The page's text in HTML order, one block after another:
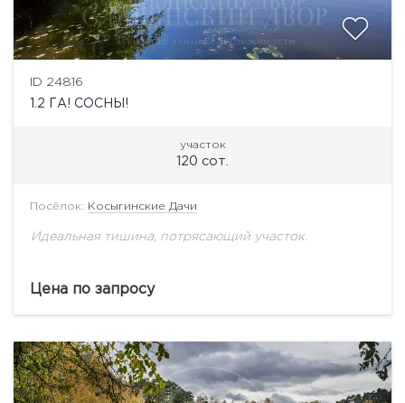
ID 24816
1.2 ГА! СОСНЫ!
участок
120 сот.
Посёлок: Косыгинские Дачи
Идеальная тишина, потрясающий участок.
Цена по запросу